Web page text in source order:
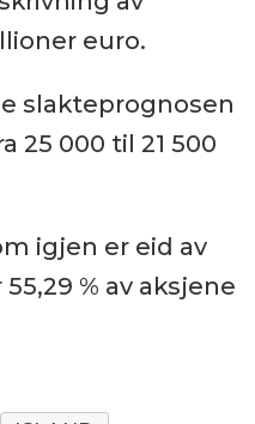
euro.
slakteprognosen
25 000 til 21 500
igjen er eid av
% av aksjene